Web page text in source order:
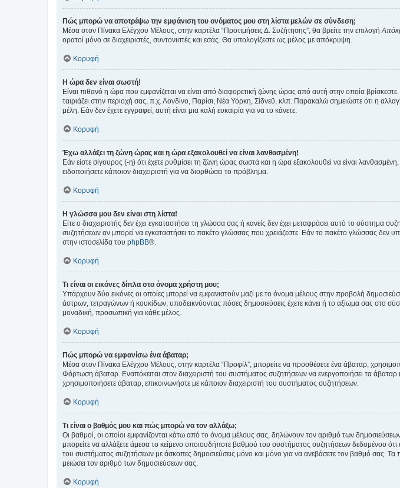
Πώς μπορώ να αποτρέψω την εμφάνιση του ονόματος μου στη λίστα μελών σε σύνδεση;
Μέσα στον Πίνακα Ελέγχου Μέλους, στην καρτέλα “Προτιμήσεις Δ. Συζήτησης”, θα βρείτε την επιλογή
ορατοί μόνο σε διαχειριστές, συντονιστές και εσάς. Θα υπολογίζεστε ως μέλος με απόκρυψη.
Κορυφή
Η ώρα δεν είναι σωστή!
Είναι πιθανό η ώρα που εμφανίζεται να είναι από διαφορετική ζώνης ώρας από αυτή στην οποία
ταιριάζει στην περιοχή σας, π.χ. Λονδίνο, Παρίσι, Νέα Υόρκη, Σίδνεϋ, κλπ. Παρακαλώ σημειώστε ότι η
μέλη. Εάν δεν έχετε εγγραφεί, αυτή είναι μια καλή ευκαιρία για να το κάνετε.
Κορυφή
Έχω αλλάξει τη ζώνη ώρας και η ώρα εξακολουθεί να είναι λανθασμένη!
Εάν είστε σίγουρος (-η) ότι έχετε ρυθμίσει τη ζώνη ώρας σωστά και η ώρα εξακολουθεί να είναι
ειδοποιήσετε κάποιον διαχειριστή για να διορθώσει το πρόβλημα.
Κορυφή
Η γλώσσα μου δεν είναι στη λίστα!
Είτε ο διαχειριστής δεν έχει εγκαταστήσει τη γλώσσα σας ή κανείς δεν έχει μεταφράσει αυτό το
συζητήσεων αν μπορεί να εγκαταστήσει το πακέτο γλώσσας που χρειάζεστε. Εάν το πακέτο γλώσσας δεν
στην ιστοσελίδα του phpBB®.
Κορυφή
Τι είναι οι εικόνες δίπλα στο όνομα χρήστη μου;
Υπάρχουν δύο εικόνες οι οποίες μπορεί να εμφανιστούν μαζί με το όνομα μέλους στην προβολή
άστρων, τετραγώνων ή κουκίδων, υποδεικνύοντας πόσες δημοσιεύσεις έχετε κάνει ή το αξίωμα σας στο
μοναδική, προσωπική για κάθε μέλος.
Κορυφή
Πώς μπορώ να εμφανίσω ένα άβαταρ;
Μέσα στον Πίνακα Ελέγχου Μέλους, στην καρτέλα “Προφίλ”, μπορείτε να προσθέσετε ένα άβαταρ,
Φόρτωση άβαταρ. Εναπόκειται στον διαχειριστή του συστήματος συζητήσεων να ενεργοποιήσει τα
χρησιμοποιήσετε άβαταρ, επικοινωνήστε με κάποιον διαχειριστή του συστήματος συζητήσεων.
Κορυφή
Τι είναι ο βαθμός μου και πώς μπορώ να τον αλλάξω;
Οι βαθμοί, οι οποίοι εμφανίζονται κάτω από το όνομα μέλους σας, δηλώνουν τον αριθμό των δημοσιεύσεων
μπορείτε να αλλάξετε άμεσα το κείμενο οποιουδήποτε βαθμού του συστήματος συζητήσεων δεδομένου
του συστήματος συζητήσεων με άσκοπες δημοσιεύσεις μόνο και μόνο για να ανεβάσετε τον βαθμό σας.
μειώσει τον αριθμό των δημοσιεύσεων σας.
Κορυφή